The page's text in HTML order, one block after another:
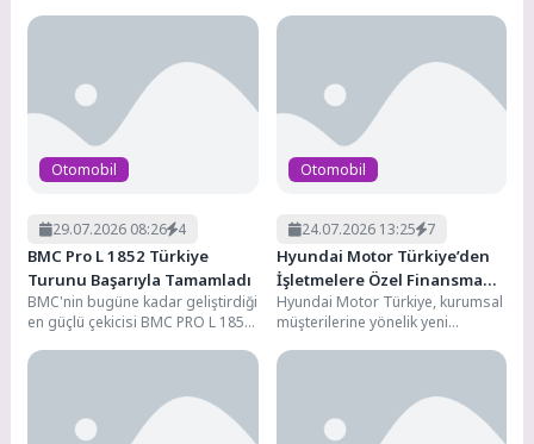
1.200’den fazla tedarikçisiyle
filosunu...
Otomobil
29.07.2026 08:26 4
BMC Pro L 1852 Türkiye
Turunu Başarıyla Tamamladı
BMC'nin bugüne kadar geliştirdiği
en güçlü çekicisi BMC PRO L 1852,
gerçekleştirilen...
Otomobil
24.07.2026 13:25 7
Hyundai Motor Türkiye’den
İşletmelere Özel Finansman
Çözümü: Hyundai Leasing
Hyundai Motor Türkiye, kurumsal
müşterilerine yönelik yeni
Leasing hizmetini devreye aldı.